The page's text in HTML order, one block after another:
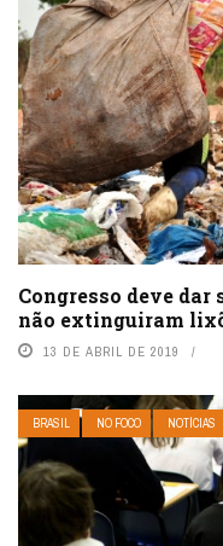
Congresso deve
não extinguiram
13 DE ABRIL DE 2019
BRASIL NO FOCO NOTÍCIAS